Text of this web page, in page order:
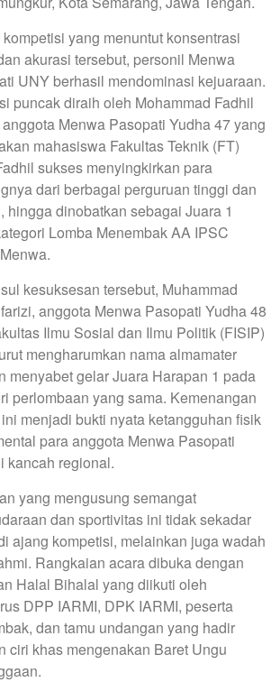
yang menuntut konsentrasi
akurasi tersebut, personil Menwa
UNY berhasil mendominasi kejuaraan.
puncak diraih oleh Mohammad Fadhil
Menwa Pasopati Yudha 47 yang
mahasiswa Fakultas Teknik (FT)
sukses menyingkirkan para
dari berbagai perguruan tinggi dan
hingga dinobatkan sebagai Juara 1
Lomba Menembak AA IPSC
kesuksesan tersebut, Muhammad
anggota Menwa Pasopati Yudha 48
Ilmu Sosial dan Ilmu Politik (FISIP)
mengharumkan nama almamater
menyabet gelar Juara Harapan 1 pada
perlombaan yang sama. Kemenangan
menjadi bukti nyata ketangguhan fisik
para anggota Menwa Pasopati
kancah regional.
yang mengusung semangat
dan sportivitas ini tidak sekadar
ajang kompetisi, melainkan juga wadah
Rangkaian acara dibuka dengan
Halal Bihalal yang diikuti oleh
DPP IARMI, DPK IARMI, peserta
dan tamu undangan yang hadir
ciri khas mengenakan Baret Ungu